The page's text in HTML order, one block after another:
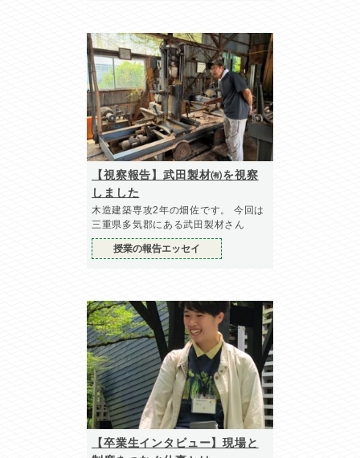
【視察報告】武田製材㈲を視察
しました
木造建築専攻2年の畑佐です。 今回は
三重県多気郡にある武田製材さん
授業の報告エッセイ
【卒業生インタビュー】現場と